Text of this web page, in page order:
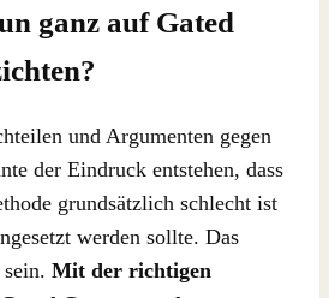
ganz auf Gated
und Argumenten gegen
der Eindruck entstehen, dass
grundsätzlich schlecht ist
werden sollte. Das
Mit der richtigen